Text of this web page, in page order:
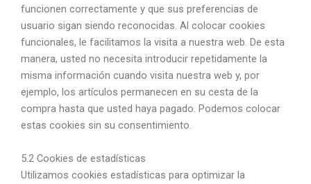
funcionen correctamente y que sus preferencias de
usuario sigan siendo reconocidas. Al colocar cookies
funcionales, le facilitamos la visita a nuestra web. De esta
manera, usted no necesita introducir repetidamente la
misma información cuando visita nuestra web y, por
ejemplo, los artículos permanecen en su cesta de la
compra hasta que usted haya pagado. Podemos colocar
estas cookies sin su consentimiento.
5.2 Cookies de estadísticas
Utilizamos cookies estadísticas para optimizar la